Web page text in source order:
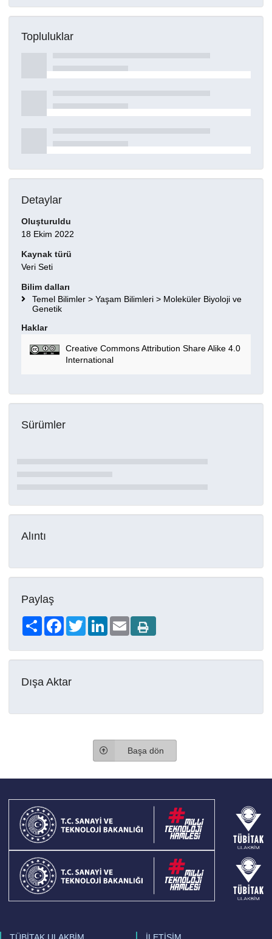
Topluluklar
Detaylar
Oluşturuldu
18 Ekim 2022
Kaynak türü
Veri Seti
Bilim dalları
Temel Bilimler > Yaşam Bilimleri > Moleküler Biyoloji ve
Genetik
Haklar
Creative Commons Attribution Share Alike 4.0
International
Sürümler
Alıntı
Paylaş
Share FacebookTwitterLinkedIn
Email
Dışa Aktar
Başa dön